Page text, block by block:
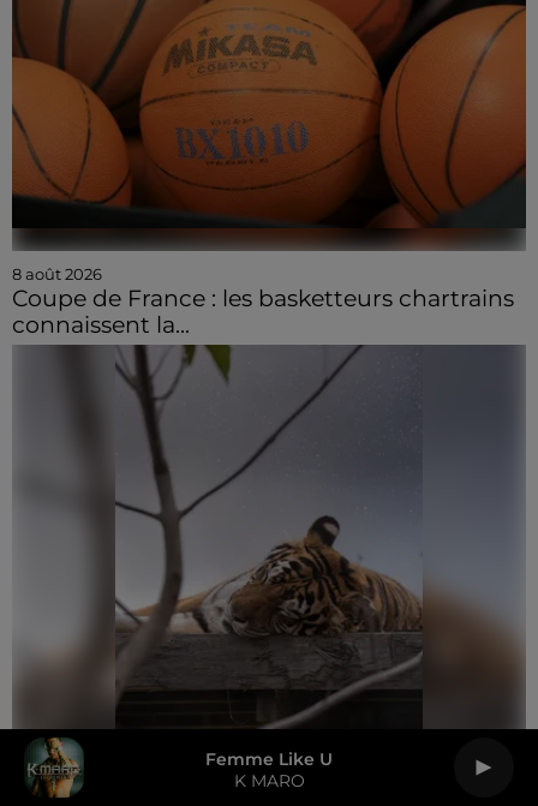
Femme Like U
K MARO
8 août 2026
Coupe de France : les basketteurs chartrains
connaissent la...
8 août 2026
Trois nocturnes en août au Refuge La